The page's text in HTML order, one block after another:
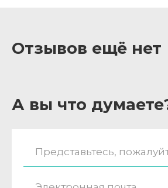
Отзывов ещё нет
А вы что